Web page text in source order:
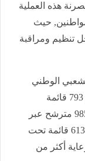
هذه العملية
حيث
تنظيم ومراقبة
الشعبي الوطني
لعهدة برلمانية تدوم خمس سنوات, تتنافس 793 قائمة
انتخابية في هذا الاستحقاق الوطني, تضم 9854 مترشح عبر
مختلف الدوائر الانتخابية داخل الوطن, منها 613 قائمة تحت
رعاية أكثر من